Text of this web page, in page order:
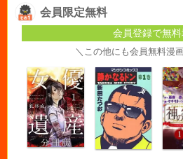
会員限定無料
会員登録で無
＼この他にも会員無料漫